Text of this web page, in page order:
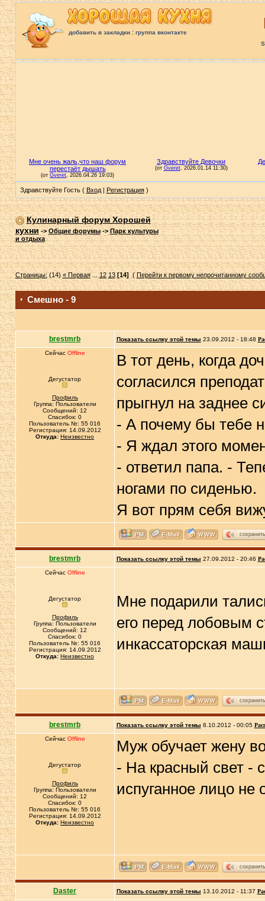
добавить в закладки: группа вконтакте
Здравствуйте Гость ( Вход| Регистрация)
Кулинарный форум Хорошей
кухни->Общие форумы-> Парк культуры
и отдыха
Страницы:(14)« Первая...12 13 [14](Перейти к первому непрочитанному
Смешно - 9
brestmrb Показать ссылку этой темы 23.09.2012 - 18:48
Сейчас Offline
Дегустатор
Профиль
Группа: Пользователи
Сообщений: 12
Спасибок: 0
Пользователь №: 55 016
Регистрация: 14.09.2012
Откуда: Неизвестно
В тот день, когда
согласился
прыгнул на заднее
- А почему бы тебе
- Я ждал этого
- ответил папа. -
ногами по сиденью.
Я вот прям себя
сохранить
brestmrb Показать ссылку этой темы 27.09.2012 - 20:46
Сейчас Offline
Дегустатор
Профиль
Группа: Пользователи
Сообщений: 12
Спасибок: 0
Пользователь №: 55 016
Регистрация: 14.09.2012
Откуда: Неизвестно
Мне подарили
его перед лобовым
инкассаторская
сохранить
brestmrb Показать ссылку этой темы 8.10.2012 - 00:05
Сейчас Offline
Дегустатор
Профиль
Группа: Пользователи
Сообщений: 12
Спасибок: 0
Пользователь №: 55 016
Регистрация: 14.09.2012
Откуда: Неизвестно
Муж обучает жену
- На красный свет -
испуганное лицо
сохранить
Daster Показать ссылку этой темы 13.10.2012 - 11:37